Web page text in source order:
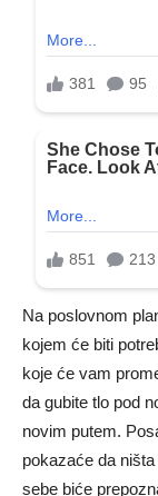
Na poslovnom
kojem će biti
koje će vam
da gubite tlo pod
novim putem.
pokazaće da
sebe biće